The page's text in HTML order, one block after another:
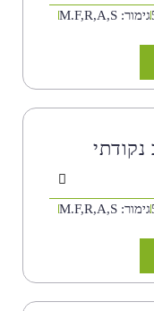
גימור: M.F,R,A,S
גימור: M.F,R,A,S